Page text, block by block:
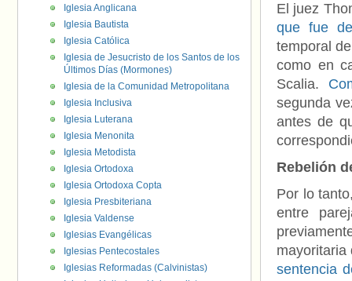
El juez
que fue
temporal
como en
Scalia.
segunda
antes de
Rebelión
Por lo
entre
sentencia
Iglesia Anglicana
Iglesia Bautista
Iglesia Católica
Iglesia de Jesucristo de los Santos de los
Últimos Días (Mormones)
Iglesia de la Comunidad Metropolitana
Iglesia Inclusiva
Iglesia Luterana
Iglesia Menonita
Iglesia Metodista
Iglesia Ortodoxa
Iglesia Ortodoxa Copta
Iglesia Presbiteriana
Iglesia Valdense
Iglesias Evangélicas
Iglesias Pentecostales
Iglesias Reformadas (Calvinistas)